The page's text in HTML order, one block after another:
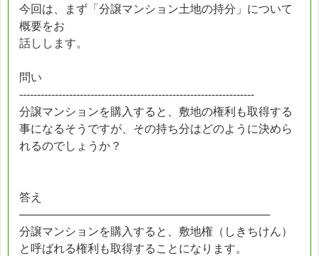
今回は、まず「分譲マンション土地の持分」について
概要をお
話しします。
問い
------------------------------------------------------------------
分譲マンションを購入すると、敷地の権利も取得する
事になるそうですが、その持ち分はどのように決めら
れるのでしょうか？
答え
────────────────────────────────
分譲マンションを購入すると、敷地権（しきちけん）
と呼ばれる権利も取得することになります。